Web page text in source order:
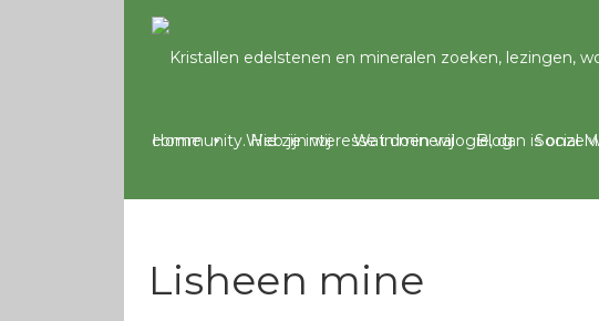
Home Wie zijn wij Wat doen wij Blog Social
Lisheen mine